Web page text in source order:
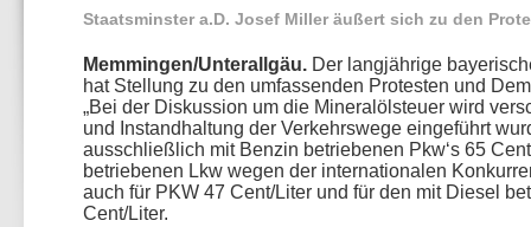
Staatsminster a.D. Josef Miller äußert sich zu den
Memmingen/Unterallgäu. Der langjährige
hat Stellung zu den umfassenden Protesten und
Bei der Diskussion um die Mineralölsteuer wird
und Instandhaltung der Verkehrswege eingeführt
ausschließlich mit Benzin betriebenen Pkw‘s 65
betriebenen Lkw wegen der internationalen
auch für PKW 47 Cent/Liter und für den mit Diesel
Cent/Liter.